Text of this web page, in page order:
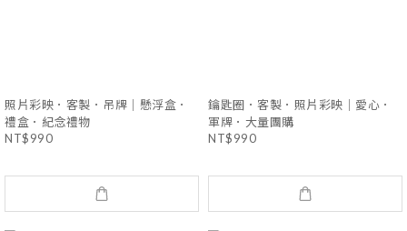
照片彩映．客製．吊牌｜懸浮盒．
禮盒．紀念禮物
NT$990
鑰匙圈．客製．照片彩映｜愛心．
軍牌．大量團購
NT$990